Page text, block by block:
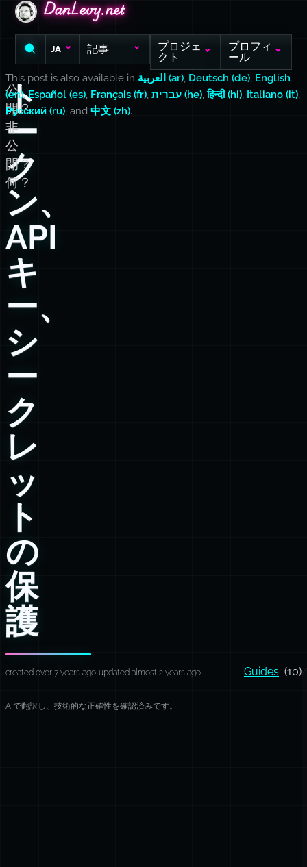
DanLevy.net
DanLevy.net
DanLevy.net
JA 記事
プロジェ
クト
プロフィ
ール
ト
ー
ク
ン、
API
キ
ー、
シ
ー
ク
レ
ッ
ト
の
保
護
公
開？
非
公
開？
何？
This post is also available in العربية (ar), Deutsch (de), English
(en),Español (es), Français (fr), עברית (he),हिन्दी (hi), Italiano (it),
Русский (ru), and 中文 (zh).
created over 7 years ago updated almost 2 years ago Guides (10)
AIで翻訳し、技術的な正確性を確認済みです。